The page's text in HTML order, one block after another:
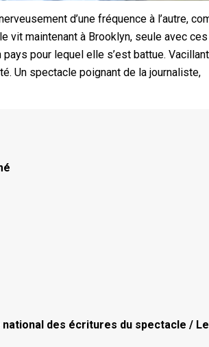
d’une fréquence à l’autre,
vit maintenant à Brooklyn, seule avec
pour lequel elle s’est battue.
Un spectacle poignant de la journaliste,
des écritures du spectacle / Le